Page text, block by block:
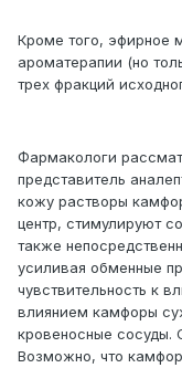
Кроме того, эфирное
ароматерапии (но
трех фракций
Фармакологи
представитель
кожу растворы
центр, стимулируют
также
усиливая обменные
чувствительность к
влиянием камфоры
кровеносные сосуды.
Возможно, что